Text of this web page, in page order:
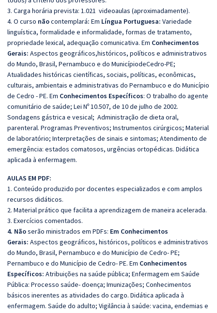
3. Carga horária prevista: 1.021 videoaulas (aproximadamente).
4. O curso nãocontemplará: Em Língua Portuguesa: Variedade
linguística, formalidade e informalidade, formas de tratamento,
propriedade lexical, adequação comunicativa. Em Conhecimentos
Gerais: Aspectos geográficos,históricos, políticos e administrativos
do Mundo, Brasil, Pernambuco e do MunicípiodeCedro-PE;
Atualidades históricas científicas, sociais, políticas, econômicas,
culturais, ambientais e administrativas do Pernambuco e do Município
de Cedro - PE. Em Conhecimentos Específicos: O trabalho do agente
comunitário de saúde; Lei Nº 10.507, de 10 de julho de 2002.
Sondagens gástrica e vesical; Administração de dieta oral,
parenteral. Programas Preventivos; Instrumentos cirúrgicos; Material
de laboratório; Interpretações de sinais e sintomas; Atendimento de
emergência: estados comatosos, urgências ortopédicas. Didática
aplicada à enfermagem.
AULAS EM PDF:
1. Conteúdo produzido por docentes especializados e com amplos
recursos didáticos.
2. Material prático que facilita a aprendizagem de maneira acelerada.
3. Exercícios comentados.
4. Nãoserão ministrados em PDFs: Em Conhecimentos
Gerais: Aspectos geográficos, históricos, políticos e administrativos
do Mundo, Brasil, Pernambuco e do Município de Cedro- PE;
Pernambuco e do Município de Cedro- PE. Em Conhecimentos
Específicos: Atribuições na saúde pública; Enfermagem em Saúde
Pública: Processo saúde- doença; Imunizações; Conhecimentos
básicos inerentes as atividades do cargo. Didática aplicada à
enfermagem. Saúde do adulto; Vigilância à saúde: vacina, endemias e